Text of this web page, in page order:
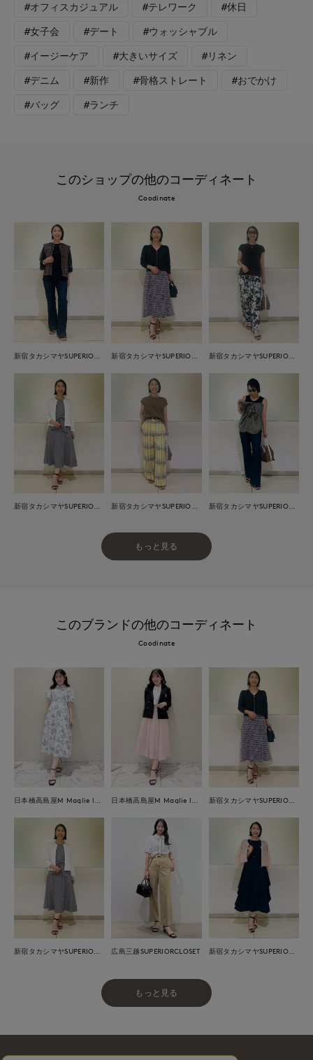
#オフィスカジュアル #テレワーク #休日
#女子会 #デート #ウォッシャブル
#イージーケア #大きいサイズ #リネン
#デニム #新作 #骨格ストレート #おでかけ
#バッグ #ランチ
このショップの他のコーディネート
Coodinate
もっと見る
このブランドの他のコーディネート
Coodinate
広島三越SUPERIORCLOSET
もっと見る